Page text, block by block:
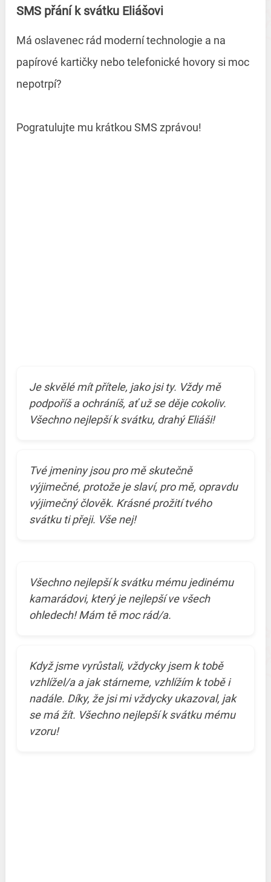
SMS přání k svátku Eliášovi
Má oslavenec rád moderní technologie a na
papírové kartičky nebo telefonické hovory si moc
nepotrpí?
Pogratulujte mu krátkou SMS zprávou!
Je skvělé mít přítele, jako jsi ty. Vždy mě
podpoříš a ochráníš, ať už se děje cokoliv.
Všechno nejlepší k svátku, drahý Eliáši!
Tvé jmeniny jsou pro mě skutečně
výjimečné, protože je slaví, pro mě, opravdu
výjimečný člověk. Krásné prožití tvého
svátku ti přeji. Vše nej!
Všechno nejlepší k svátku mému jedinému
kamarádovi, který je nejlepší ve všech
ohledech! Mám tě moc rád/a.
Když jsme vyrůstali, vždycky jsem k tobě
vzhlížel/a a jak stárneme, vzhlížím k tobě i
nadále. Díky, že jsi mi vždycky ukazoval, jak
se má žít. Všechno nejlepší k svátku mému
vzoru!